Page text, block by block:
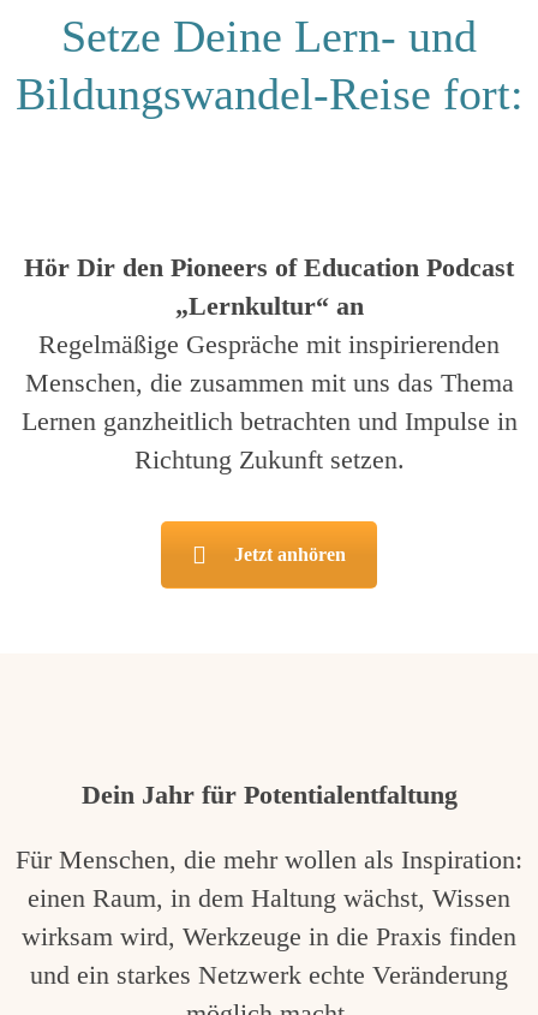
Setze Deine Lern- und
Bildungswandel-Reise fort:
Hör Dir den Pioneers of Education Podcast
„Lernkultur“ an
Regelmäßige Gespräche mit inspirierenden
Menschen, die zusammen mit uns das Thema
Lernen ganzheitlich betrachten und Impulse in
Richtung Zukunft setzen.
Jetzt anhören
Dein Jahr für Potentialentfaltung
Für Menschen, die mehr wollen als Inspiration:
einen Raum, in dem Haltung wächst, Wissen
wirksam wird, Werkzeuge in die Praxis finden
und ein starkes Netzwerk echte Veränderung